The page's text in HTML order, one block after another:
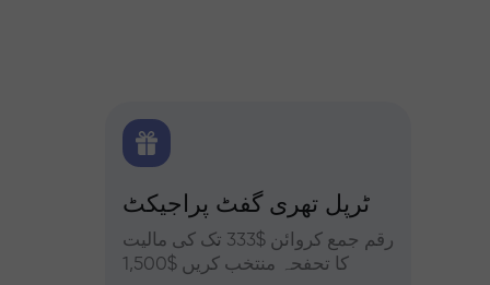
ٹرپل تھری گفٹ پراجیکٹ
رقم جمع کروائن $333 تک کی مالیت
کا تحفحہ منتخب کریں $1,500